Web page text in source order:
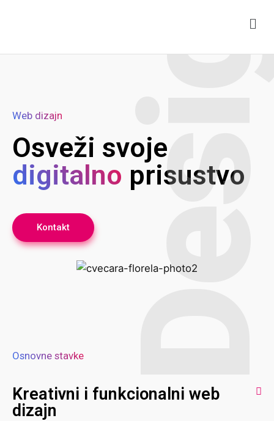
Web dizajn
Osveži svoje
digitalno prisustvo
Kontakt
Osnovne stavke
Kreativni i funkcionalni web
dizajn